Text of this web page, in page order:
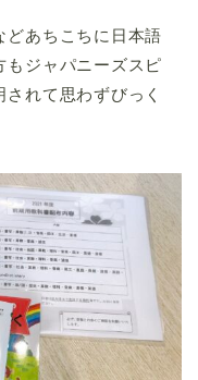
どあちこちに日本語
もジャパニーズスピ
れて思わずびっく